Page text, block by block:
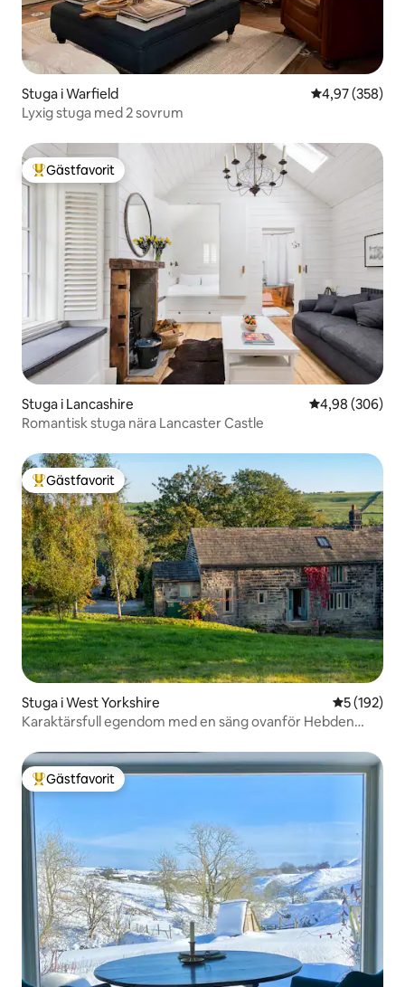
Stuga i Warfield 4,97 av 5 i
4,97 (358)
Lyxig stuga med 2 sovrum
Populär gästfavorit
Gästfavorit
Stuga i Lancashire 4,98 av 5 i
4,98 (306)
Romantisk stuga nära Lancaster Castle
Populär gästfavorit
Gästfavorit
Stuga i West Yorkshire 5 av 5 i
5 (192)
Karaktärsfull egendom med en säng ovanför Hebden
Populär gästfavorit
Gästfavorit